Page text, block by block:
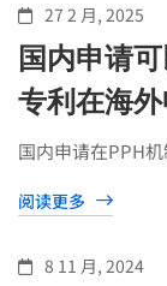
27 2 月, 2025
国内申请
专利在海
国内申请在PPH
阅读更多
8 11 月, 2024